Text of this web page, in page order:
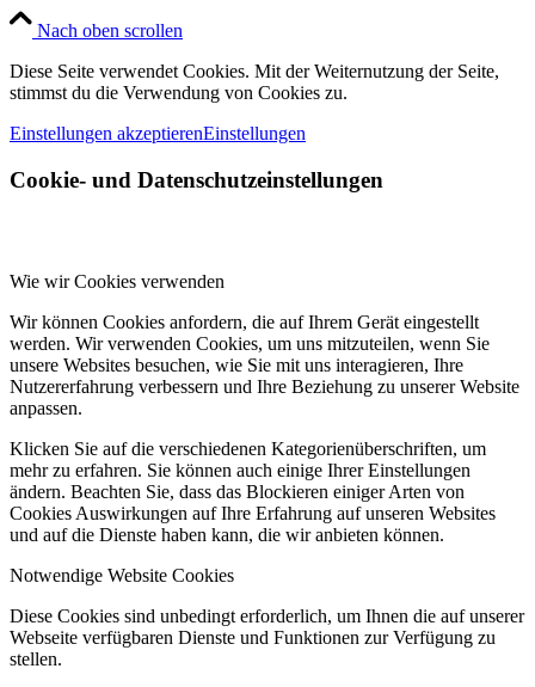
Nach oben scrollen
Diese Seite verwendet Cookies. Mit der Weiternutzung der Seite,
stimmst du die Verwendung von Cookies zu.
Einstellungen akzeptierenEinstellungen
Cookie- und Datenschutzeinstellungen
Wie wir Cookies verwenden
Wir können Cookies anfordern, die auf Ihrem Gerät eingestellt
werden. Wir verwenden Cookies, um uns mitzuteilen, wenn Sie
unsere Websites besuchen, wie Sie mit uns interagieren, Ihre
Nutzererfahrung verbessern und Ihre Beziehung zu unserer Website
anpassen.
Klicken Sie auf die verschiedenen Kategorienüberschriften, um
mehr zu erfahren. Sie können auch einige Ihrer Einstellungen
ändern. Beachten Sie, dass das Blockieren einiger Arten von
Cookies Auswirkungen auf Ihre Erfahrung auf unseren Websites
und auf die Dienste haben kann, die wir anbieten können.
Notwendige Website Cookies
Diese Cookies sind unbedingt erforderlich, um Ihnen die auf unserer
Webseite verfügbaren Dienste und Funktionen zur Verfügung zu
stellen.